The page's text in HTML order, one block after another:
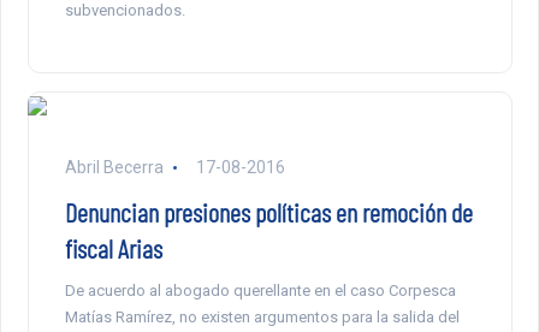
subvencionados.
Abril Becerra 17-08-2016
Denuncian presiones políticas en remoción de
fiscal Arias
De acuerdo al abogado querellante en el caso Corpesca
Matías Ramírez, no existen argumentos para la salida del